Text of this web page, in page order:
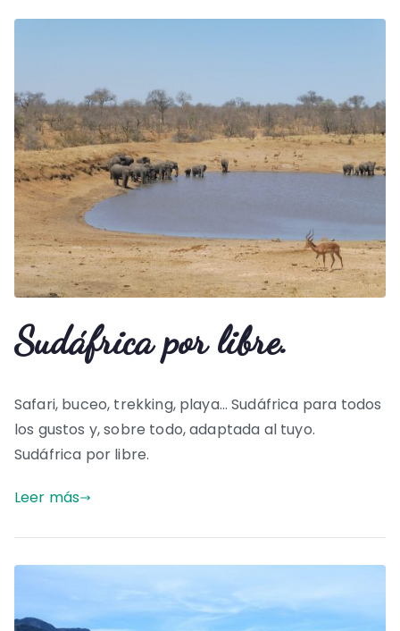
Sudáfrica por libre.
Safari, buceo, trekking, playa… Sudáfrica para todos
los gustos y, sobre todo, adaptada al tuyo.
Sudáfrica por libre.
Leer más